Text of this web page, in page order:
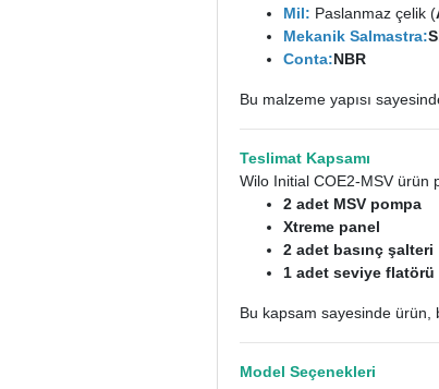
Mil: Paslanmaz çelik (
Mekanik Salmastra:
Conta:NBR
Bu malzeme yapısı
Teslimat Kapsamı
Wilo Initial COE2-MSV ürün
2 adet MSV pompa
Xtreme panel
2 adet basınç şalteri
1 adet seviye flatörü
Bu kapsam sayesinde ürün,
Model Seçenekleri